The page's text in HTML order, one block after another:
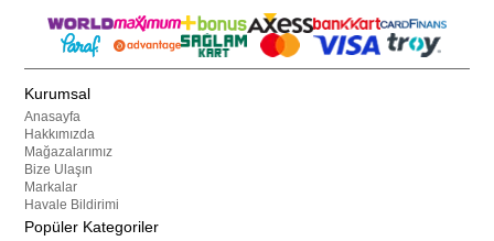
Kurumsal
Anasayfa
Hakkımızda
Mağazalarımız
Bize Ulaşın
Markalar
Havale Bildirimi
Popüler Kategoriler